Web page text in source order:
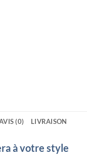
(0) LIVRAISON
à votre style